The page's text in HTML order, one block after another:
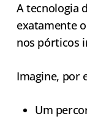
A tecnologia
exatamente
nos pórticos
Imagine, por
Um